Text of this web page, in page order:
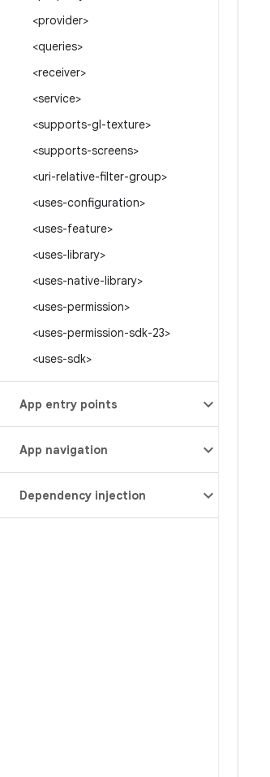
<provider>
<queries>
<receiver>
<service>
<supports-gl-texture>
<supports-screens>
<uri-relative-filter-group>
<uses-configuration>
<uses-feature>
<uses-library>
<uses-native-library>
<uses-permission>
<uses-permission-sdk-23>
<uses-sdk>
App entry points
App navigation
Dependency injection